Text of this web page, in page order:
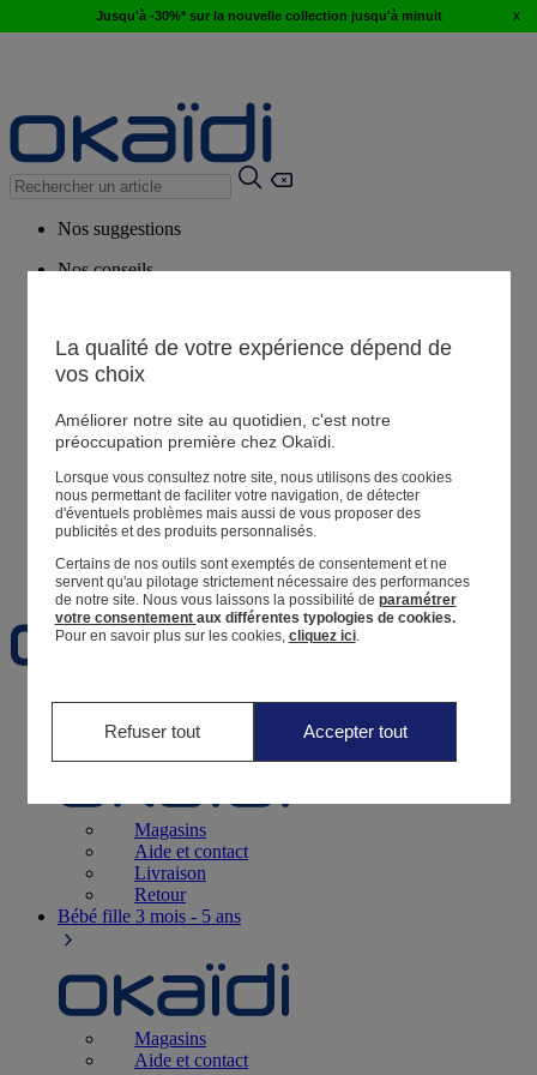
Jusqu'à -30%* sur la nouvelle collection jusqu'à minuit x
Nos suggestions
Nos conseils
Magasin
Mes informations
Suivre une commande
Panier
Favoris
Naissance0-12 mois
Magasins
Aide et contact
Livraison
Retour
Bébé fille 3 mois - 5 ans
Magasins
Aide et contact
La qualité de votre expérience dépend de
vos choix
Améliorer notre site au quotidien, c'est notre
préoccupation première chez Okaïdi.
Lorsque vous consultez notre site, nous utilisons des cookies
nous permettant de faciliter votre navigation, de détecter
d'éventuels problèmes mais aussi de vous proposer des
publicités et des produits personnalisés.
Certains de nos outils sont exemptés de consentement et ne
servent qu'au pilotage strictement nécessaire des performances
de notre site. Nous vous laissons la possibilité de paramétrer
votre consentement aux différentes typologies de cookies.
Pour en savoir plus sur les cookies, cliquez ici.
Refuser tout Accepter tout